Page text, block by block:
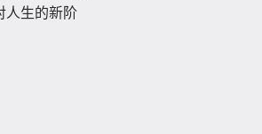
人生的新阶